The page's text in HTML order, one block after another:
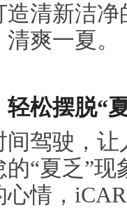
清新洁
爽一夏。
轻松摆脱“
驾驶，
“夏乏”
情，